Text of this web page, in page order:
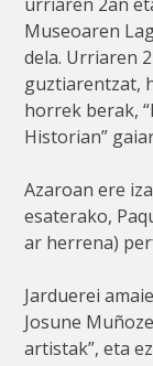
Museoaren
dela. Urriaren
guztiarentzat,
horrek berak,
Historian”
Azaroan ere
esaterako,
ar herrena)
Jarduerei
Josune
artistak”, eta